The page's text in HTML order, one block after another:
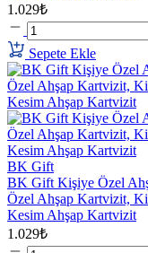
1.029₺
Sepete Ekle
BK Gift
BK Gift Kişiye Özel
Özel Ahşap Kartvizit,
Kesim Ahşap Kartvizit
1.029₺